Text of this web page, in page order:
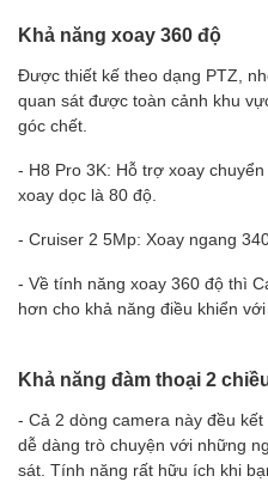
Khả năng xoay 360 độ
Được thiết kế theo dạng PTZ,
quan sát được toàn cảnh khu
góc chết.
- H8 Pro 3K: Hỗ trợ xoay
xoay dọc là 80 độ.
- Cruiser 2 5Mp: Xoay ngang
- Về tính năng xoay 360 độ thì
hơn cho khả năng điều khiển
Khả năng đàm thoại 2
- Cả 2 dòng camera này đều
dễ dàng trò chuyện với những
sát. Tính năng rất hữu ích khi